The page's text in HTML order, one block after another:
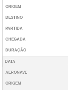
ORIGEM
DESTINO
PARTIDA
CHEGADA
DURAÇÃO
DATA
AERONAVE
ORIGEM